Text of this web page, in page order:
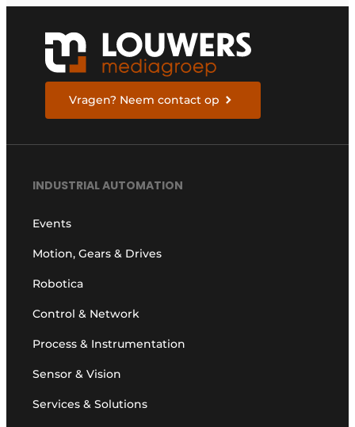
Vragen? Neem contact op
INDUSTRIAL AUTOMATION
Events
Motion, Gears & Drives
Robotica
Control & Network
Process & Instrumentation
Sensor & Vision
Services & Solutions